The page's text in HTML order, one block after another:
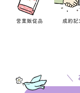
営業販促品 成約記